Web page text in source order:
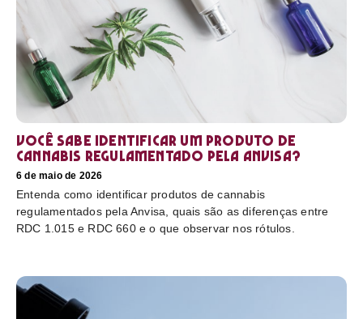
Você sabe identificar um produto de
cannabis regulamentado pela Anvisa?
6 de maio de 2026
Entenda como identificar produtos de cannabis
regulamentados pela Anvisa, quais são as diferenças entre
RDC 1.015 e RDC 660 e o que observar nos rótulos.